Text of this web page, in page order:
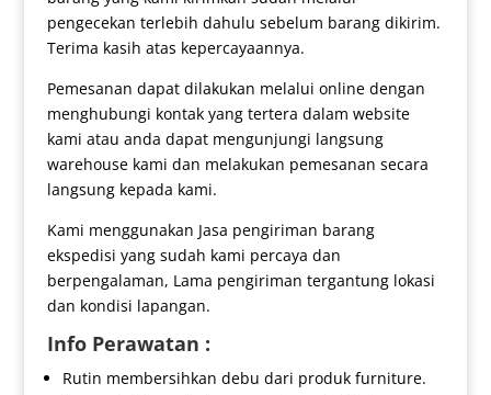
pengecekan terlebih dahulu sebelum barang dikirim.
Terima kasih atas kepercayaannya.
Pemesanan dapat dilakukan melalui online dengan
menghubungi kontak yang tertera dalam website
kami atau anda dapat mengunjungi langsung
warehouse kami dan melakukan pemesanan secara
langsung kepada kami.
Kami menggunakan Jasa pengiriman barang
ekspedisi yang sudah kami percaya dan
berpengalaman, Lama pengiriman tergantung lokasi
dan kondisi lapangan.
Info Perawatan :
Rutin membersihkan debu dari produk furniture.